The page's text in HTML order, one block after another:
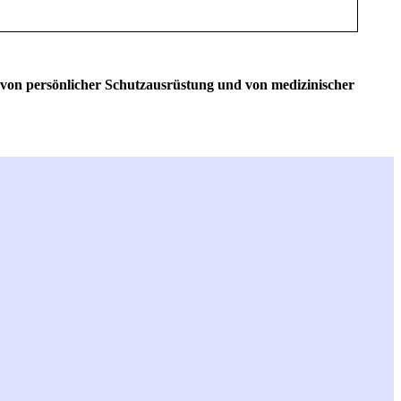
persönlicher Schutzausrüstung und von medizinischer